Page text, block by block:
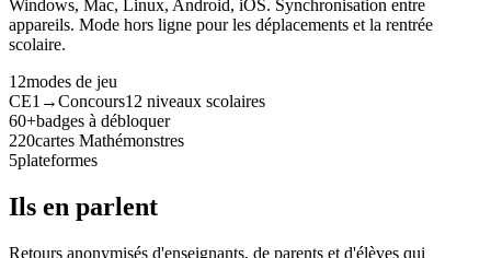
Windows, Mac, Linux, Android, iOS. Synchronisation entre
appareils. Mode hors ligne pour les déplacements et la rentrée
scolaire.
12modes de jeu
CE1→Concours12 niveaux scolaires
60+badges à débloquer
220cartes Mathémonstres
5plateformes
Ils en parlent
Retours anonymisés d'enseignants, de parents et d'élèves qui